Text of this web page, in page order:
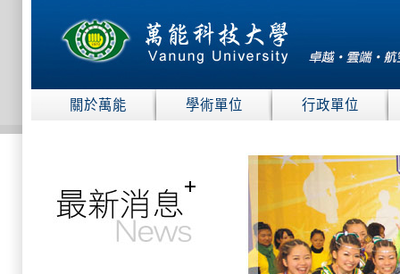
關於萬能 學術單位 行政單位